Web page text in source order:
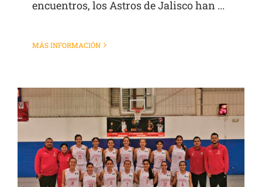
encuentros, los Astros de Jalisco han ...
MÁS INFORMACIÓN